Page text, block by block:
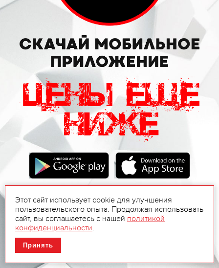
Этот сайт использует cookie для улучшения
пользовательского опыта. Продолжая использовать
сайт, вы соглашаетесь с нашей политикой
конфиденциальности.
Принять